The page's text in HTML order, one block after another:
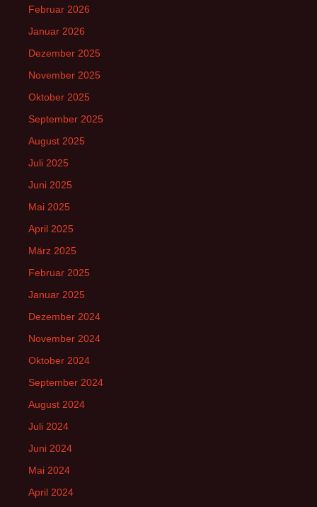
Februar 2026
Januar 2026
Dezember 2025
November 2025
Oktober 2025
September 2025
August 2025
Juli 2025
Juni 2025
Mai 2025
April 2025
März 2025
Februar 2025
Januar 2025
Dezember 2024
November 2024
Oktober 2024
September 2024
August 2024
Juli 2024
Juni 2024
Mai 2024
April 2024